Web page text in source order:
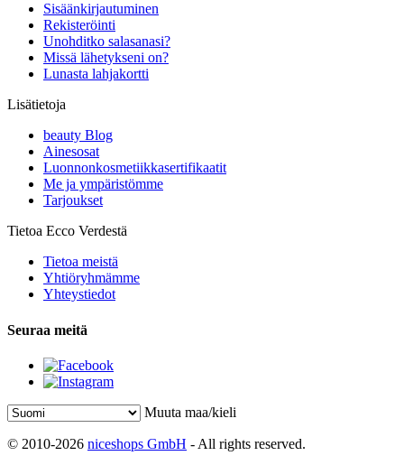
Sisäänkirjautuminen
Rekisteröinti
Unohditko salasanasi?
Missä lähetykseni on?
Lunasta lahjakortti
Lisätietoja
beauty Blog
Ainesosat
Luonnonkosmetiikkasertifikaatit
Me ja ympäristömme
Tarjoukset
Tietoa Ecco Verdestä
Tietoa meistä
Yhtiöryhmämme
Yhteystiedot
Seuraa meitä
Muuta maa/kieli
© 2010-2026 niceshops GmbH - All rights reserved.